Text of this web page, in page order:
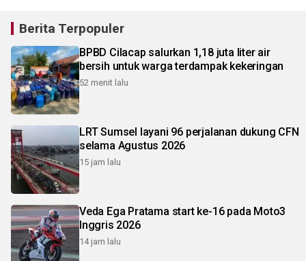
Berita Terpopuler
BPBD Cilacap salurkan 1,18 juta liter air
bersih untuk warga terdampak kekeringan
52 menit lalu
LRT Sumsel layani 96 perjalanan dukung CFN
selama Agustus 2026
15 jam lalu
Veda Ega Pratama start ke-16 pada Moto3
Inggris 2026
14 jam lalu